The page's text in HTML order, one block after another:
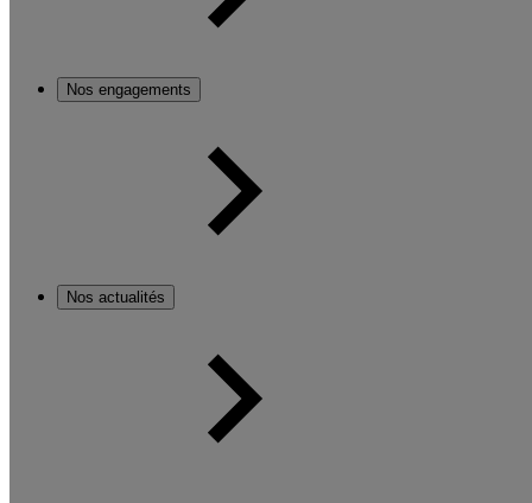
Nos engagements
Nos actualités